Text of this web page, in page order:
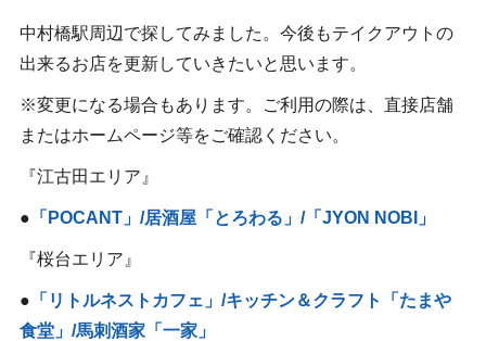
中村橋駅周辺で探してみました。今後もテイクアウトの
出来るお店を更新していきたいと思います。
※変更になる場合もあります。ご利用の際は、直接店舗
またはホームページ等をご確認ください。
『江古田エリア』
● 「POCANT」/居酒屋「とろわる」/「JYON NOBI」
『桜台エリア』
● 「リトルネストカフェ」/キッチン＆クラフト「たまや
食堂」/馬刺酒家「一家」